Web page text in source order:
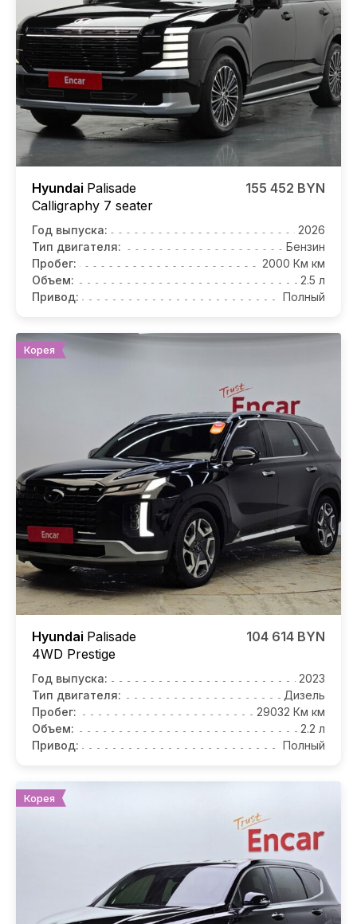
Hyundai Palisade
Calligraphy 7 seater
155 452 BYN
Год выпуска:
2026
Тип двигателя:
Бензин
Пробег:
2000 Км км
Объем:
2.5 л
Привод:
Полный
Корея
Hyundai Palisade
4WD Prestige
104 614 BYN
Год выпуска:
2023
Тип двигателя:
Дизель
Пробег:
29032 Км км
Объем:
2.2 л
Привод:
Полный
Корея